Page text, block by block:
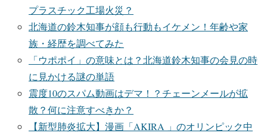
プラスチック工場火災？
北海道の鈴木知事が顔も行動もイケメン！年齢や家
族・経歴を調べてみた
「ウポポイ」の意味とは？北海道鈴木知事の会見の時
に見かける謎の単語
震度10のスパム動画はデマ！？チェーンメールが拡
散？何に注意すべきか？
【新型肺炎拡大】漫画「AKIRA 」のオリンピック中